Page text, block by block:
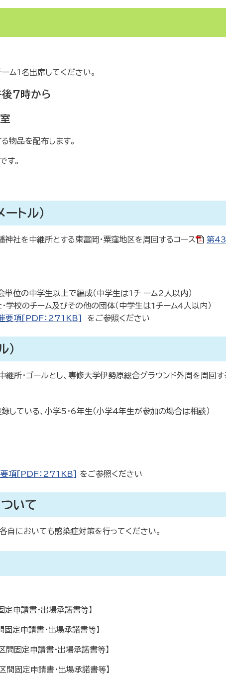
ム1名出席してください。
後7時から
物品を配布します。
す。
トル）
神社を中継所とする東富岡・粟窪地区を周回するコース
第43
単位の中学生以上で編成（中学生は1チ ーム2人以内）
学校のチーム及びその他の団体（中学生は1チーム4人以内）
要項[PDF：271KB] をご参照ください
）
継所・ゴールとし、専修大学伊勢原総合グラウンド外周を周回す
している、小学5・6年生（小学4年生が参加の場合は相談）
要項[PDF：271KB] をご参照ください
いて
自においても感染症対策を行ってください。
定申請書・出場承諾書等】
固定申請書・出場承諾書等】
間固定申請書・出場承諾書等】
間固定申請書・出場承諾書等】